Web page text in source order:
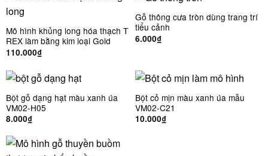
Mô hình khủng long hóa thạch T
REX làm bằng kim loại Gold
110.000₫
Gỗ thông cưa tròn dùng trang trí
tiểu cảnh
6.000₫
Bột gỗ dạng hạt màu xanh úa
VM02-H05
8.000₫
Bột cỏ mịn màu xanh úa mẫu
VM02-C21
10.000₫